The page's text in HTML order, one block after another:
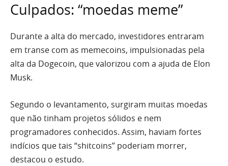
Culpados: “moedas meme”
Durante a alta do mercado, investidores entraram
em transe com as memecoins, impulsionadas pela
alta da Dogecoin, que valorizou com a ajuda de Elon
Musk.
Segundo o levantamento, surgiram muitas moedas
que não tinham projetos sólidos e nem
programadores conhecidos. Assim, haviam fortes
indícios que tais “shitcoins” poderiam morrer,
destacou o estudo.